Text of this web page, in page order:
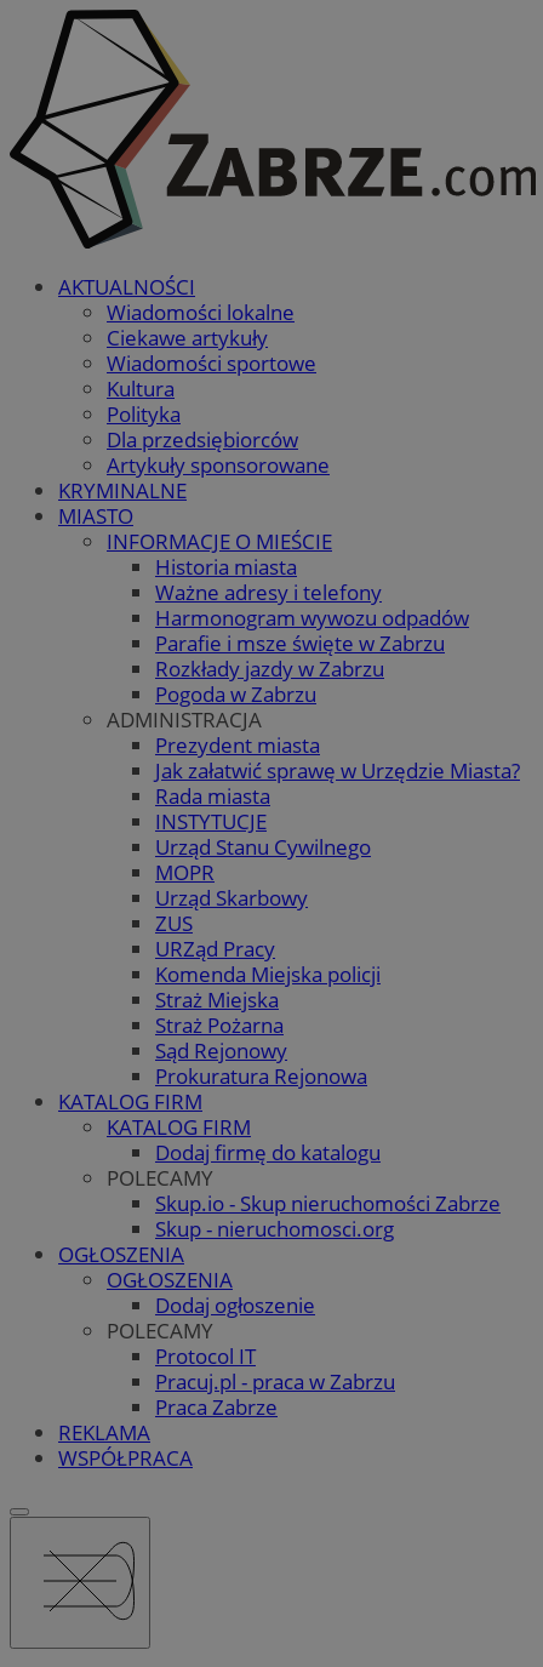
AKTUALNOŚCI
Wiadomości lokalne
Ciekawe artykuły
Wiadomości sportowe
Kultura
Polityka
Dla przedsiębiorców
Artykuły sponsorowane
KRYMINALNE
MIASTO
INFORMACJE O MIEŚCIE
Historia miasta
Ważne adresy i telefony
Harmonogram wywozu odpadów
Parafie i msze święte w Zabrzu
Rozkłady jazdy w Zabrzu
Pogoda w Zabrzu
ADMINISTRACJA
Prezydent miasta
Jak załatwić sprawę w Urzędzie Miasta?
Rada miasta
INSTYTUCJE
Urząd Stanu Cywilnego
MOPR
Urząd Skarbowy
ZUS
URZąd Pracy
Komenda Miejska policji
Straż Miejska
Straż Pożarna
Sąd Rejonowy
Prokuratura Rejonowa
KATALOG FIRM
KATALOG FIRM
Dodaj firmę do katalogu
POLECAMY
Skup.io - Skup nieruchomości Zabrze
Skup - nieruchomosci.org
OGŁOSZENIA
OGŁOSZENIA
Dodaj ogłoszenie
POLECAMY
Protocol IT
Pracuj.pl - praca w Zabrzu
Praca Zabrze
REKLAMA
WSPÓŁPRACA